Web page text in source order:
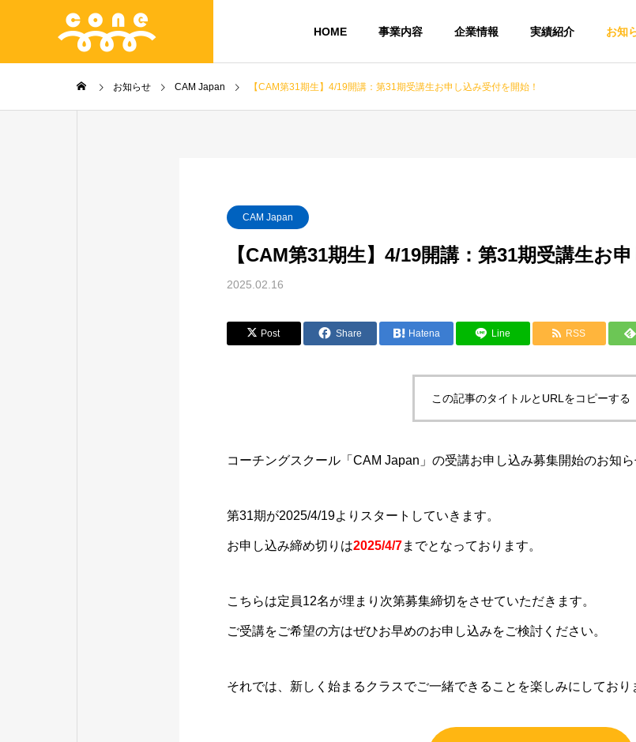
HOME 事業内容 企業情報 実績紹介 お知
お知らせ CAM Japan 【CAM第31期生】4/19開講：第31期受講生お申し込み受付を開始！
CAM Japan
【CAM第31期生】4/19開講：第31期受講生お
2025.02.16
Post Share Hatena Line RSS
この記事のタイトルとURLをコピーする
コーチングスクール「CAM Japan」の受講お申し込み募集開始のお知ら
第31期が2025/4/19よりスタートしていきます。
お申し込み締め切りは2025/4/7までとなっております。
こちらは定員12名が埋まり次第募集締切をさせていただきます。
ご受講をご希望の方はぜひお早めのお申し込みをご検討ください。
それでは、新しく始まるクラスでご一緒できることを楽しみにしており